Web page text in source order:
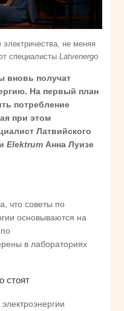
электричества, не меняя
специалисты Latvenergo
вновь получат
На первый план
потребление
при этом
Латвийского
Elektrum Анна Луизе
что советы по
основываются на
в лабораториях
стоят